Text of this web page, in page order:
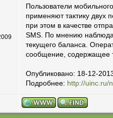
Пользователи
применяют тактику
при этом в качестве
SMS. По мнению
текущего баланса.
сообщение, содержащее
Опубликовано: 18-12-
Подробнее: http://uinc.ru/